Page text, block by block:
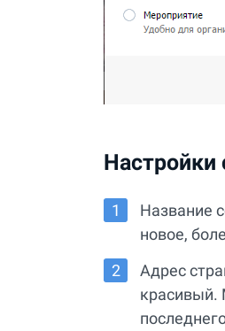
Настройки
Название
новое,
Адрес
красивый.